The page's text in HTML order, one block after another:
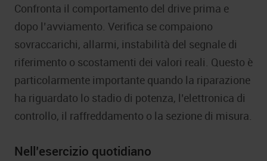
Confronta il comportamento del drive prima e
dopo l’avviamento. Verifica se compaiono
sovraccarichi, allarmi, instabilità del segnale di
riferimento o scostamenti dei valori reali. Questo è
particolarmente importante quando la riparazione
ha riguardato lo stadio di potenza, l’elettronica di
controllo, il raffreddamento o la sezione di misura.
Nell’esercizio quotidiano